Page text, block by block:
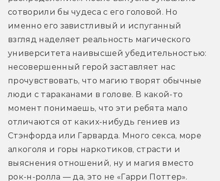
сотворили бы чудеса с его головой. Но
именно его завистливый и испуганный
взгляд наделяет реальность магического
университета наивысшей убедительностью:
несовершенный герой заставляет нас
прочувствовать, что магию творят обычные
люди с тараканами в голове. В какой-то
момент понимаешь, что эти ребята мало
отличаются от каких-нибудь гениев из
Стэнфорда или Гарварда. Много секса, море
алкоголя и горы наркотиков, страсти и
выяснения отношений, ну и магия вместо
рок-н-ролла — да, это не «Гарри Поттер».